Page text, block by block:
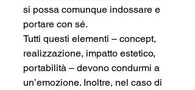
si possa comunque indossare e
portare con sé.
Tutti questi elementi – concept,
realizzazione, impatto estetico,
portabilità – devono condurmi a
un’emozione. Inoltre, nel caso di